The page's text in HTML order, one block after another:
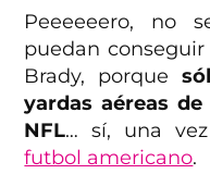
Peeeeeero, no
puedan
Brady, porque
yardas aéreas
NFL… sí, una
futbol americano.